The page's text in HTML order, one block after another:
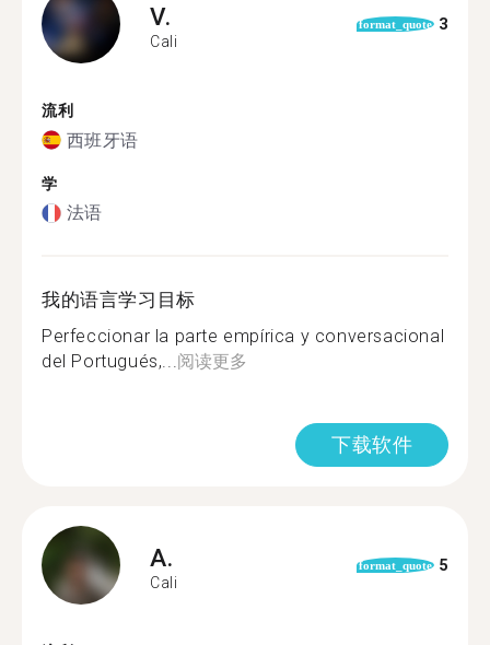
V.
Cali
format_quote 3
流利
西班牙语
学
法语
我的语言学习目标
Perfeccionar la parte empírica y conversacional
del Portugués,...阅读更多
下载软件
A.
Cali
format_quote 5